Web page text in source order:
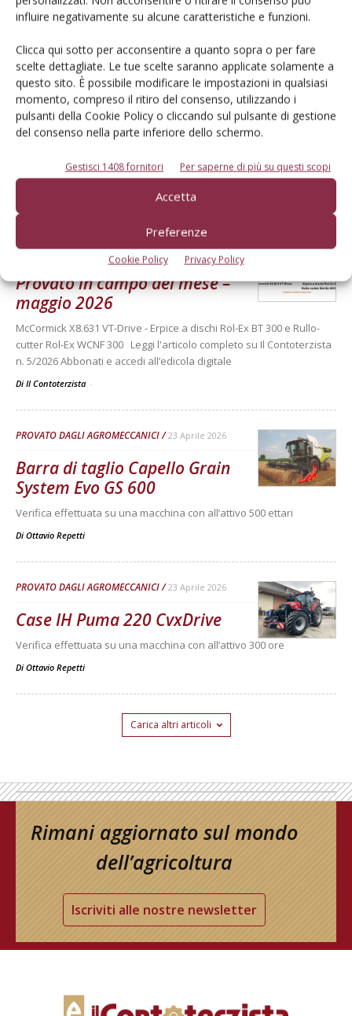
influire negativamente su alcune caratteristiche e funzioni.
Clicca qui sotto per acconsentire a quanto sopra o per fare
scelte dettagliate. Le tue scelte saranno applicate solamente a
questo sito. È possibile modificare le impostazioni in qualsiasi
momento, compreso il ritiro del consenso, utilizzando i
pulsanti della Cookie Policy o cliccando sul pulsante di gestione
del consenso nella parte inferiore dello schermo.
Gestisci 1408 fornitori Per saperne di più su questi scopi
Accetta
Preferenze
Cookie Policy Privacy Policy
Verifica effettuata su una macchina con all’attivo 300 ore
Di Ottavio Repetti -
PROVATO DAGLI AGROMECCANICI 25 Maggio 2026
Erpice a dischi Rol-Ex BT 300 e
Verifica effettuata su una macchina con all’attivo una stagione
PROVATO DAGLI AGROMECCANICI 25 Maggio 2026
Provato in campo del mese –
maggio 2026
McCormick X8.631 VT-Drive - Erpice a dischi Rol-Ex BT 300 e Rullo-
cutter Rol-Ex WCNF 300 Leggi l'articolo completo su Il Contoterzista
n. 5/2026 Abbonati e accedi all’edicola digitale
Di Il Contoterzista -
PROVATO DAGLI AGROMECCANICI 23 Aprile 2026
Barra di taglio Capello Grain
System Evo GS 600
Verifica effettuata su una macchina con all’attivo 500 ettari
Di Ottavio Repetti
PROVATO DAGLI AGROMECCANICI 23 Aprile 2026
Case IH Puma 220 CvxDrive
Verifica effettuata su una macchina con all’attivo 300 ore
Di Ottavio Repetti
Carica altri articoli
Rimani aggiornato sul mondo
dell’agricoltura
Iscriviti alle nostre newsletter